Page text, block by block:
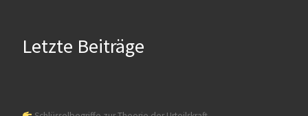
Letzte Beiträge